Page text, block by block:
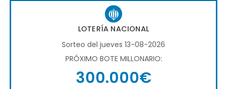
LOTERÍA NACIONAL
Sorteo del jueves 13-08-2026
PRÓXIMO BOTE MILLONARIO:
300.000€